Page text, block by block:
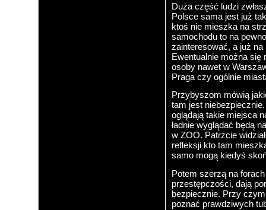
Duża część ludzi
Polsce sama jest już
ktoś nie mieszka na
samochodu to na
zainteresować, a już
Ewentualnie można się
osoby nawet w
Praga czy ogólnie
Przybyszom mówią
tam jest
oglądają takie miejsca
ładnie wyglądać będą
w ZOO. Patrzcie
refleksji kto tam
samo mogą kiedyś
Potem szerzą na
przestępczości, dają
bezpiecznie. Przy
poznać prawdziwych